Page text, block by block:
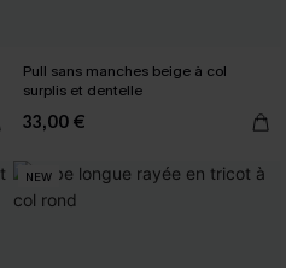
Pull sans manches beige à col
surplis et dentelle
33,00 €
NEW